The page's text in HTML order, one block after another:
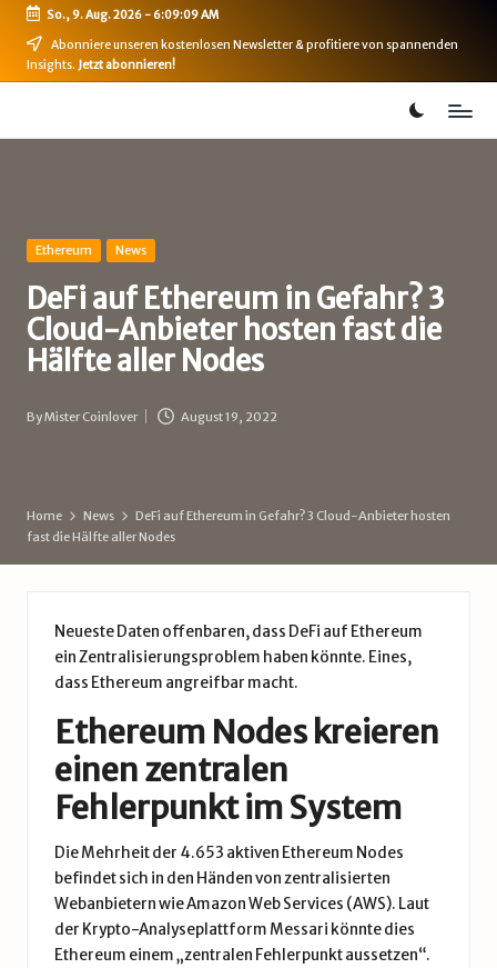
Skip
So., 9. Aug. 2026-6:09:09 AM
Abonniere unseren kostenlosen Newsletter & profitiere von spannenden
Insights. Jetzt abonnieren!
B
c
o
i
n
-
d
e
Posted
Ethereum News
DeFi auf Ethereum in Gefahr? 3
Cloud-Anbieter hosten fast die
Hälfte aller Nodes
Posted
ByMister Coinlover August 19, 2022
Home News
DeFi auf Ethereum in Gefahr? 3 Cloud-Anbieter hosten
fast die Hälfte aller Nodes
Neueste Daten offenbaren, dass DeFi auf Ethereum
ein Zentralisierungsproblem haben könnte. Eines,
dass Ethereum angreifbar macht.
Ethereum Nodes kreieren
einen zentralen
Fehlerpunkt im System
Die Mehrheit der 4.653 aktiven Ethereum Nodes
befindet sich in den Händen von zentralisierten
Webanbietern wie Amazon Web Services (AWS). Laut
der Krypto-Analyseplattform Messari könnte dies
Ethereum einem „zentralen Fehlerpunkt aussetzen“.